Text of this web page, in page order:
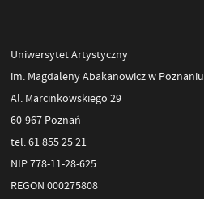
Uniwersytet Artystyczny
im. Magdaleny Abakanowicz w Poznaniu
Al. Marcinkowskiego 29
60-967 Poznań
tel. 61 855 25 21
NIP 778-11-28-625
REGON 000275808